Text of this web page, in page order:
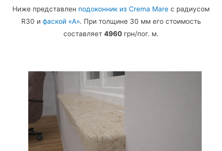
Ниже представлен подоконник из Crema Mare с радиусом
R30 и фаской «А». При толщине 30 мм его стоимость
составляет 4960 грн/пог. м.